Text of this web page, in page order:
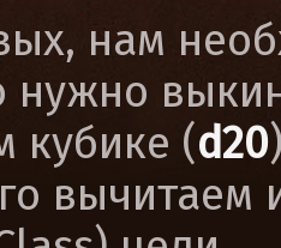
нам
нужно
кубике (d20
вычитаем